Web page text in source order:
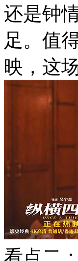
还是钟
足。值
映，这